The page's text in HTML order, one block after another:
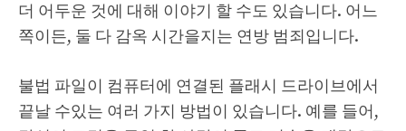
더 어두운 것에 대해 이야기 할 수도 있습니다. 어느
쪽이든, 둘 다 감옥 시간을지는 연방 범죄입니다.
불법 파일이 컴퓨터에 연결된 플래시 드라이브에서
끝날 수있는 여러 가지 방법이 있습니다. 예를 들어,